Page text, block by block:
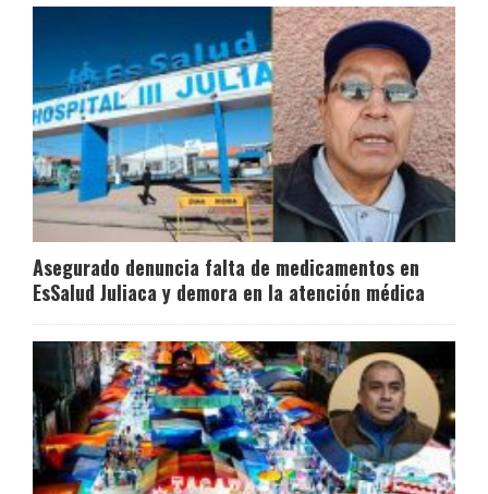
Asegurado denuncia falta de medicamentos en
EsSalud Juliaca y demora en la atención médica